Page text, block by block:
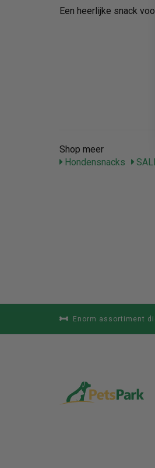
Een heerlijke snack
Shop meer
Hondensnacks
Enorm assortiment